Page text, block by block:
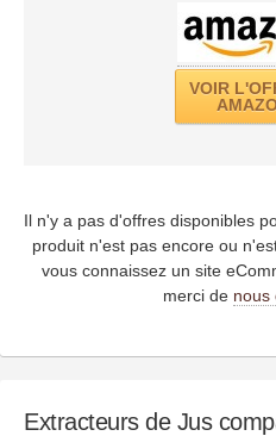
VOIR
Il n'y a pas d'offres disponibles
produit n'est pas encore ou
vous connaissez un site
merci de nous
Extracteurs de Jus